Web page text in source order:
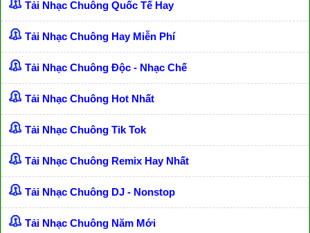
Tải Nhạc Chuông Quốc Tế Hay
Tải Nhạc Chuông Hay Miễn Phí
Tải Nhạc Chuông Độc - Nhạc Chế
Tải Nhạc Chuông Hot Nhất
Tải Nhạc Chuông Tik Tok
Tải Nhạc Chuông Remix Hay Nhất
Tải Nhạc Chuông DJ - Nonstop
Tải Nhạc Chuông Năm Mới